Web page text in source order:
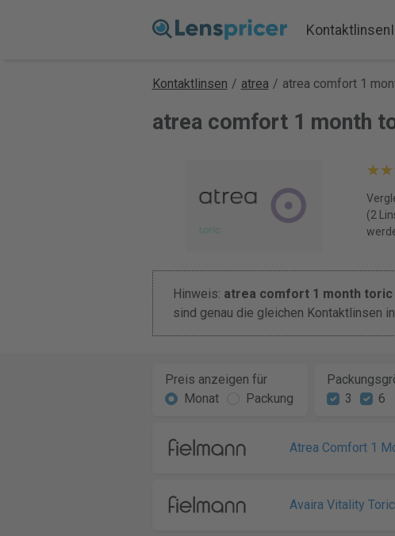
Kontaktlinsen
Kontaktlinsen / atrea / atrea comfort 1
atrea comfort 1 month
(2
Hinweis: atrea comfort 1 month toric
sind genau die gleichen Kontaktlinsen
Preis anzeigen für
Monat
Packung
3
6
Atrea Comfort 1
Avaira Vitality Toric